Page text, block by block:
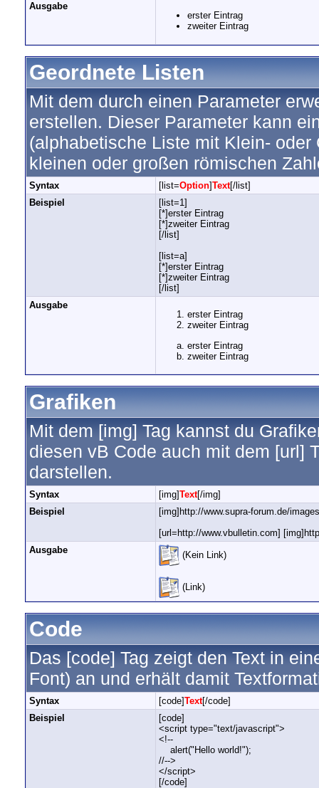
Ausgabe
erster Eintrag
zweiter Eintrag
Geordnete Listen
Mit dem durch einen Parameter
erstellen. Dieser Parameter kann
(alphabetische Liste mit Klein-
kleinen oder großen römischen
Syntax [list=Option]Text[/list]
Beispiel
[list=1]
[*]erster Eintrag
[*]zweiter Eintrag
[/list]
[list=a]
[*]erster Eintrag
[*]zweiter Eintrag
[/list]
Ausgabe
erster Eintrag
zweiter Eintrag
erster Eintrag
zweiter Eintrag
Grafiken
Mit dem [img] Tag kannst du
diesen vB Code auch mit dem [url]
darstellen.
Syntax [img]Text[/img]
Beispiel
[img]http://www.supra-forum.de/
[url=http://www.vbulletin.com]
Ausgabe
(Kein Link)
(Link)
Code
Das [code] Tag zeigt den Text in
Font) an und erhält damit
Syntax [code]Text[/code]
Beispiel
[code]
<script type="text/javascript">
<!--
alert("Hello world!");
//-->
</script>
[/code]